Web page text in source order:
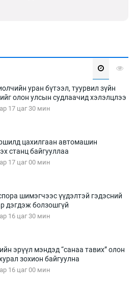
уран бүтээл, туурвил зүйн
олон улсын судлаачид хэлэлцлээ
17 цаг 30 мин
цахилгаан автомашин
станц байгууллаа
17 цаг 00 мин
шимэгчээс үүдэлтэй гэдэсний
дэгдэж болзошгүй
16 цаг 30 мин
эрүүл мэндэд “санаа тавих” олон
зохион байгуулна
16 цаг 00 мин